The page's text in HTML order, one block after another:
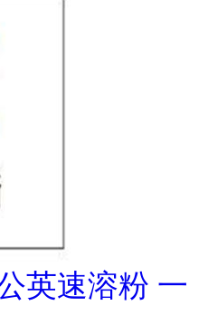
英速溶粉 一